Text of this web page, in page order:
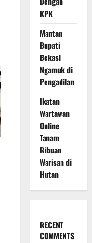
KPK
Mantan
Bupati
Bekasi
Ngamuk di
Pengadilan
Ikatan
Wartawan
Online
Tanam
Ribuan
Warisan di
Hutan
RECENT
COMMENTS